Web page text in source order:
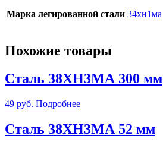
Марка легированной стали 34хн1ма
Похожие товары
Сталь 38ХН3МА 300 мм
49 руб. Подробнее
Сталь 38ХН3МА 52 мм